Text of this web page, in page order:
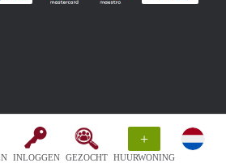
INLOGGEN GEZOCHT
+
HUURWONING